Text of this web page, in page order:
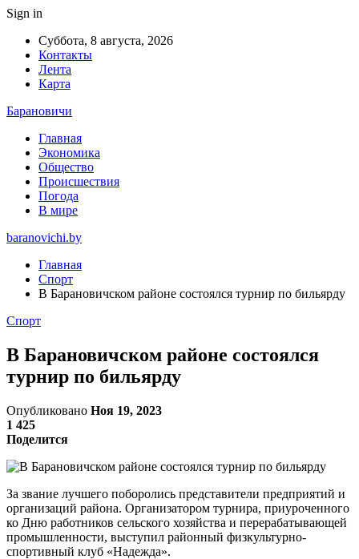
Sign in
Суббота, 8 августа, 2026
Контакты
Лента
Карта
Барановичи
Главная
Экономика
Общество
Происшествия
Погода
В мире
baranovichi.by
Главная
Спорт
В Барановичском районе состоялся турнир по бильярду
Спорт
В Барановичском районе состоялся
турнир по бильярду
Опубликовано Ноя 19, 2023
1 425
Поделится
За звание лучшего поборолись представители предприятий и
организаций района. Организатором турнира, приуроченного
ко Дню работников сельского хозяйства и перерабатывающей
промышленности, выступил районный физкультурно-
спортивный клуб «Надежда».